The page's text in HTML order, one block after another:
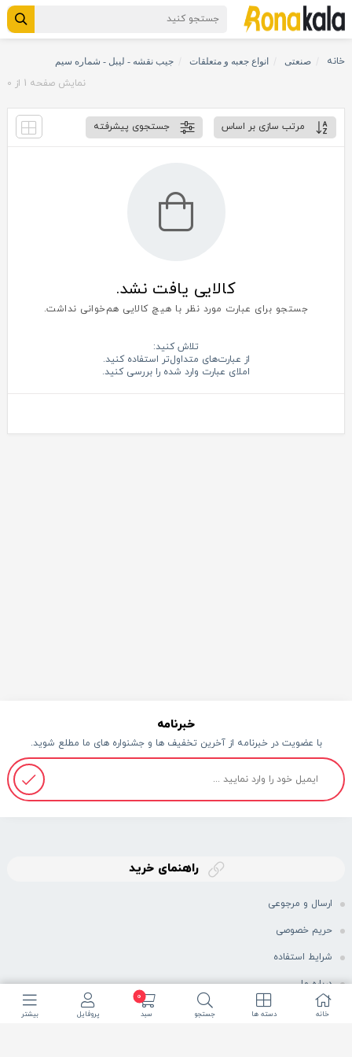
خانه صنعتی انواع جعبه و متعلقات جیب نقشه - لیبل - شماره سیم
نمایش صفحه 1 از 0
مرتب سازی بر اساس جستجوی پیشرفته
کالایی یافت نشد.
جستجو برای عبارت مورد نظر با هیچ کالایی هم‌خوانی نداشت.
تلاش کنید:
از عبارت‌های متداول‌تر استفاده کنید.
املای عبارت وارد شده را بررسی کنید.
خانه دسته ها جستجو
0
سبد پروفایل بیشتر
خبرنامه
با عضویت در خبرنامه از آخرین تخفیف ها و جشنواره های ما مطلع شوید.
راهنمای خرید
ارسال و مرجوعی
حریم خصوصی
شرایط استفاده
درباره ما